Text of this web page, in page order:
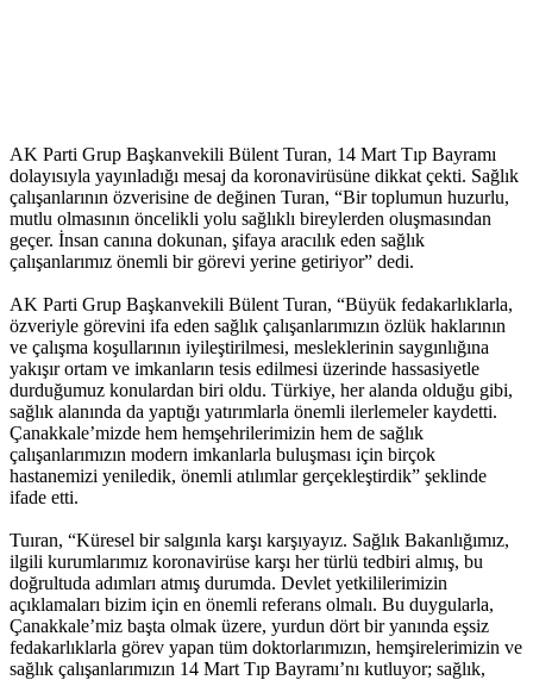
AK Parti Grup Başkanvekili Bülent Turan, 14 Mart Tıp Bayramı
dolayısıyla yayınladığı mesaj da koronavirüsüne dikkat çekti. Sağlık
çalışanlarının özverisine de değinen Turan, “Bir toplumun huzurlu,
mutlu olmasının öncelikli yolu sağlıklı bireylerden oluşmasından
geçer. İnsan canına dokunan, şifaya aracılık eden sağlık
çalışanlarımız önemli bir görevi yerine getiriyor” dedi.
AK Parti Grup Başkanvekili Bülent Turan, “Büyük fedakarlıklarla,
özveriyle görevini ifa eden sağlık çalışanlarımızın özlük haklarının
ve çalışma koşullarının iyileştirilmesi, mesleklerinin saygınlığına
yakışır ortam ve imkanların tesis edilmesi üzerinde hassasiyetle
durduğumuz konulardan biri oldu. Türkiye, her alanda olduğu gibi,
sağlık alanında da yaptığı yatırımlarla önemli ilerlemeler kaydetti.
Çanakkale’mizde hem hemşehrilerimizin hem de sağlık
çalışanlarımızın modern imkanlarla buluşması için birçok
hastanemizi yeniledik, önemli atılımlar gerçekleştirdik” şeklinde
ifade etti.
Tuıran, “Küresel bir salgınla karşı karşıyayız. Sağlık Bakanlığımız,
ilgili kurumlarımız koronavirüse karşı her türlü tedbiri almış, bu
doğrultuda adımları atmış durumda. Devlet yetkililerimizin
açıklamaları bizim için en önemli referans olmalı. Bu duygularla,
Çanakkale’miz başta olmak üzere, yurdun dört bir yanında eşsiz
fedakarlıklarla görev yapan tüm doktorlarımızın, hemşirelerimizin ve
sağlık çalışanlarımızın 14 Mart Tıp Bayramı’nı kutluyor; sağlık,